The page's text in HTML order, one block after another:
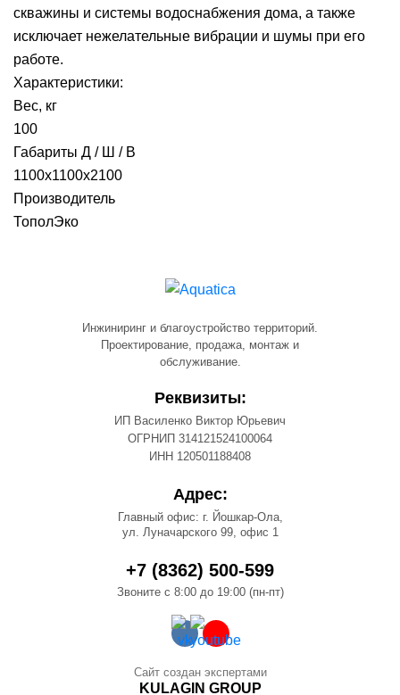
скважины и системы водоснабжения дома, а также
исключает нежелательные вибрации и шумы при его
работе.
Характеристики:
Вес, кг
100
Габариты Д / Ш / В
1100х1100х2100
Производитель
ТополЭко
Инжиниринг и благоустройство территорий.
Проектирование, продажа, монтаж и
обслуживание.
Реквизиты:
ИП Василенко Виктор Юрьевич
ОГРНИП 314121524100064
ИНН 120501188408
Адрес:
Главный офис: г. Йошкар-Ола,
ул. Луначарского 99, офис 1
+7 (8362) 500-599
Звоните с 8:00 до 19:00 (пн-пт)
Сайт создан экспертами
KULAGIN GROUP